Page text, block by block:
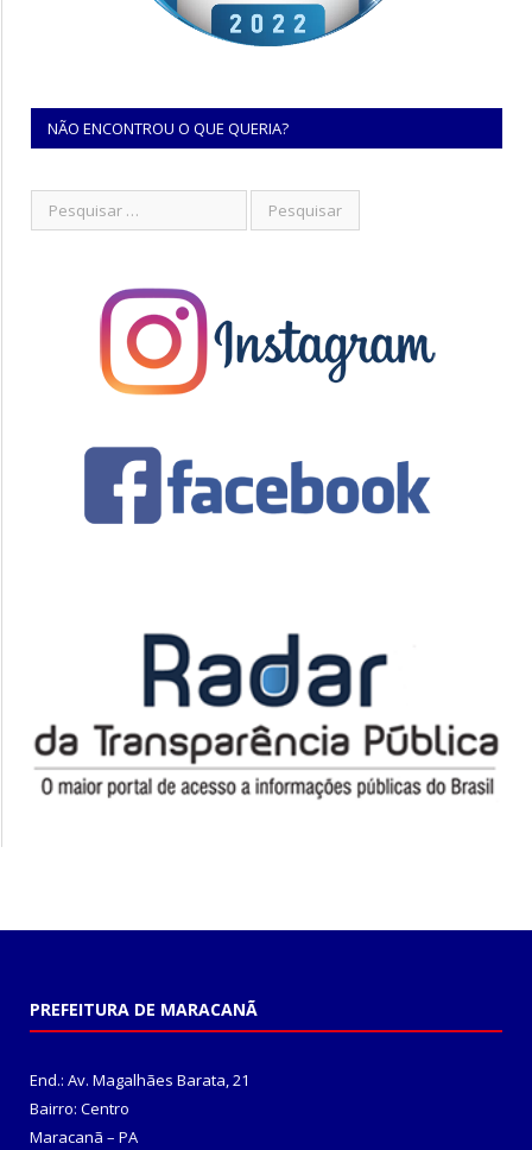
NÃO ENCONTROU O QUE QUERIA?
PREFEITURA DE MARACANÃ
End.: Av. Magalhães Barata, 21
Bairro: Centro
Maracanã – PA